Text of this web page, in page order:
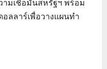
มเชื่อมั่นสหรัฐฯ พร้อม
ลลาร์เพื่อวางแผนทำ